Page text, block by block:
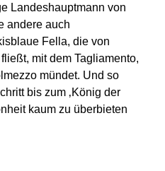
Landeshauptmann von
andere auch
Fella, die von
mit dem Tagliamento,
mündet. Und so
bis zum ‚König der
kaum zu überbieten